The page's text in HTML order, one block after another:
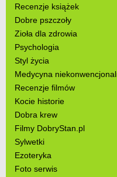
Recenzje książek
Dobre pszczoły
Zioła dla zdrowia
Psychologia
Styl życia
Medycyna
Recenzje filmów
Kocie historie
Dobra krew
Filmy DobryStan.pl
Sylwetki
Ezoteryka
Foto serwis